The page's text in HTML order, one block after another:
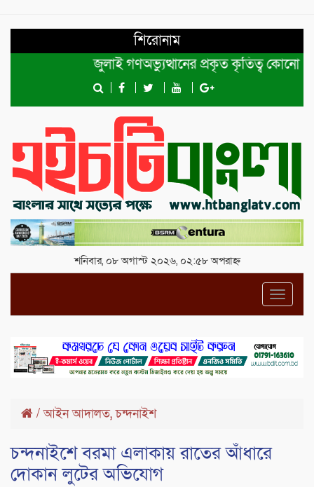
শিরোনাম
জুলাই গণঅভ্যুত্থানের প্রকৃত কৃতিত্ব কোনো একক
শনিবার, ০৮ অগাস্ট ২০২৬, ০২:৫৮ অপরাহ্ন
/আইন আদালত,চন্দনাইশ
চন্দনাইশে বরমা এলাকায় রাতের আঁধারে
দোকান লুটের অভিযোগ